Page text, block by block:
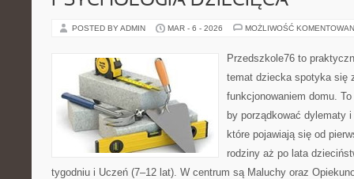
POSTED BY ADMIN MAR - 6 - 2026 MOŻLIWOŚĆ
Przedszkole76 to
temat dziecka spotyka się
funkcjonowaniem domu.
by porządkować dylematy
które pojawiają się od
rodziny aż po lata
tygodniu i Uczeń (7–12 lat). W centrum są Maluchy oraz